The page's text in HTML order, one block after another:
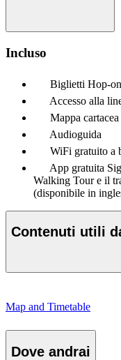
Incluso
Biglietti Hop-
Accesso alla
Mappa
Audioguida
WiFi gratuito a
App gratuita
Walking Tour e il
(disponibile in
Contenuti utili
Map and Timetable
Dove andrai